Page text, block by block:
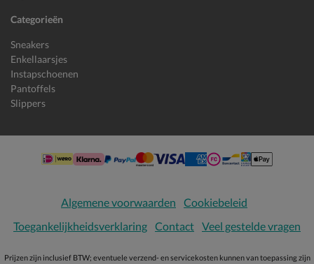
Categorieën
Sneakers
Enkellaarsjes
Instapschoenen
Pantoffels
Slippers
Algemene voorwaarden
Cookiebeleid
Toegankelijkheidsverklaring Contact Veel gestelde vragen
Prijzen zijn inclusief BTW; eventuele verzend- en servicekosten kunnen van toepassing zijn